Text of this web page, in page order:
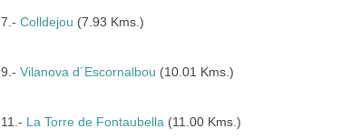
7.- Colldejou (7.93 Kms.)
9.- Vilanova d´Escornalbou (10.01 Kms.)
11.- La Torre de Fontaubella (11.00 Kms.)